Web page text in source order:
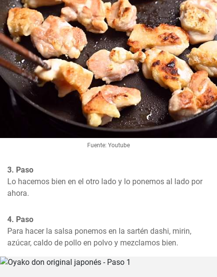
Fuente: Youtube
3. Paso
Lo hacemos bien en el otro lado y lo ponemos al lado por
ahora.
4. Paso
Para hacer la salsa ponemos en la sartén dashi, mirin,
azúcar, caldo de pollo en polvo y mezclamos bien.